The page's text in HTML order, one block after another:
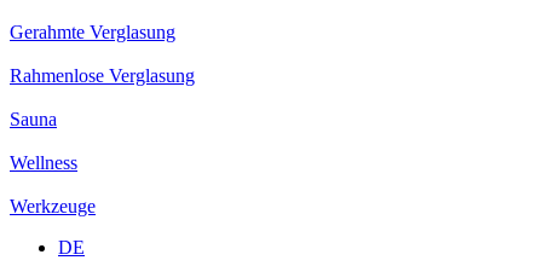
Gerahmte Verglasung
Rahmenlose Verglasung
Sauna
Wellness
Werkzeuge
DE